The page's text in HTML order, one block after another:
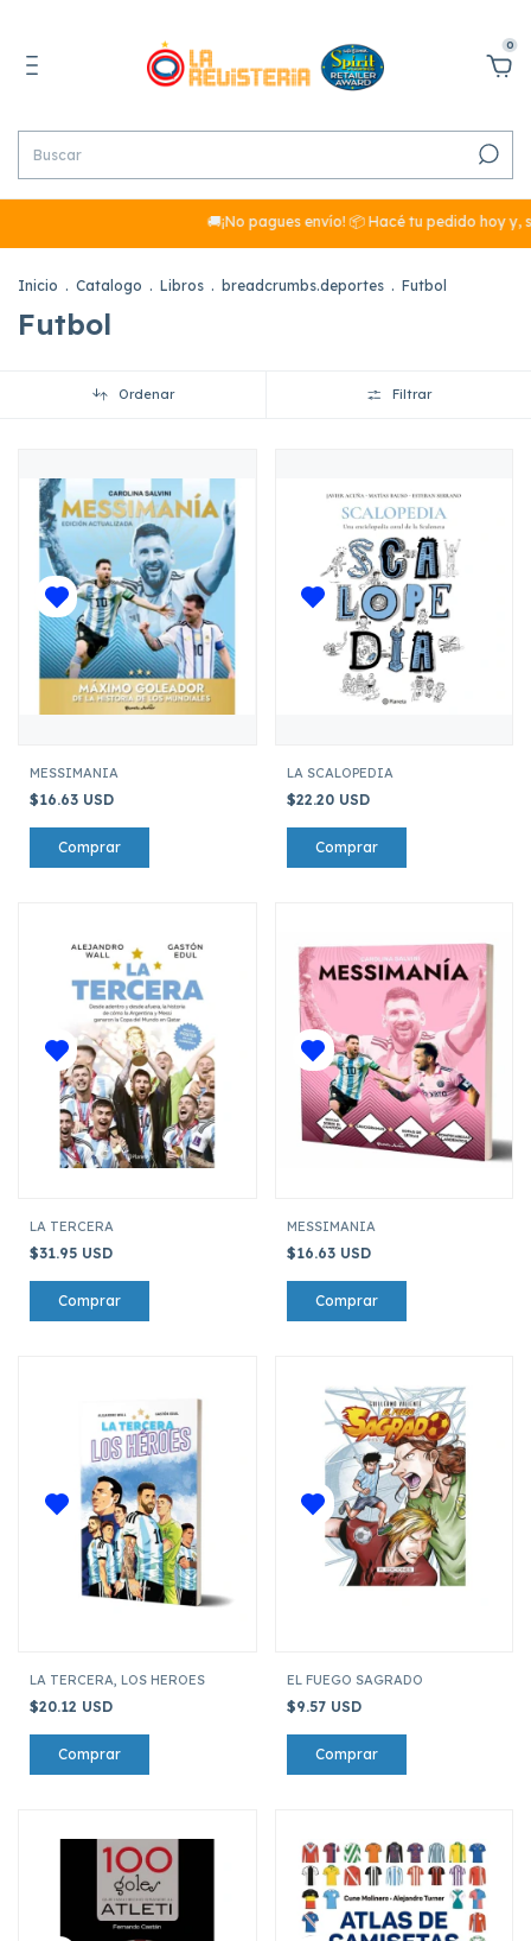
0
🚚¡No pagues envío! 📦 Hacé tu pedido hoy y, si
Inicio . Catalogo . Libros . breadcrumbs.deportes . Futbol
Futbol
Ordenar Filtrar
MESSIMANIA
$16.63 USD
LA SCALOPEDIA
$22.20 USD
LA TERCERA
$31.95 USD
MESSIMANIA
$16.63 USD
LA TERCERA, LOS HEROES
$20.12 USD
EL FUEGO SAGRADO
$9.57 USD